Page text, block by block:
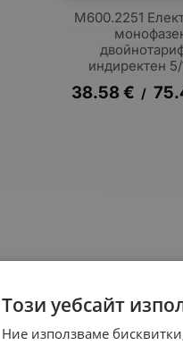
M600.2251
индиректен
38.58€ /
Този уебсайт
Ние използваме